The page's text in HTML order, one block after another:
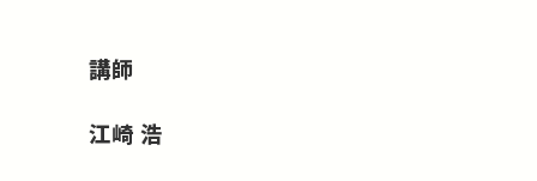
講師
江崎 浩